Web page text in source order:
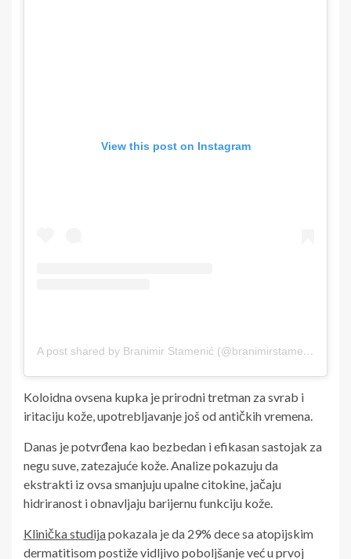
View this post on Instagram
A post shared by Branimir Stamenić (@branimirstamenic)
Koloidna ovsena kupka je prirodni tretman za svrab i
iritaciju kože, upotrebljavanje još od antičkih vremena.
Danas je potvrđena kao bezbedan i efikasan sastojak za
negu suve, zatezajuće kože. Analize pokazuju da
ekstrakti iz ovsa smanjuju upalne citokine, jačaju
hidriranost i obnavljaju barijernu funkciju kože.
Klinička studijapokazala je da 29% dece sa atopijskim
dermatitisom postiže vidljivo poboljšanje već u prvoj